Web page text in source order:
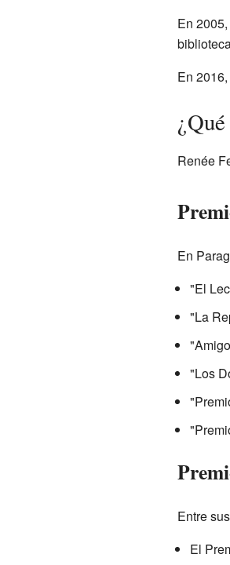
En
En
Renée
En
"El
"La
"Los
Entre
El